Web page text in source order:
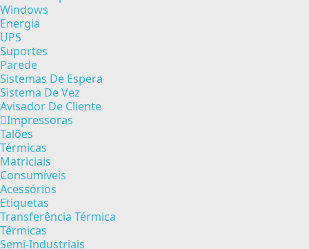
Windows
Energia
UPS
Suportes
Parede
Sistemas De Espera
Sistema De Vez
Avisador De Cliente
Impressoras
Talões
Térmicas
Matriciais
Consumíveis
Acessórios
Etiquetas
Transferência Térmica
Térmicas
Semi-Industriais